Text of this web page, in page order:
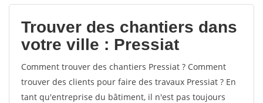
votes
Trouver des chantiers dans
votre ville : Pressiat
Comment trouver des chantiers Pressiat ? Comment
trouver des clients pour faire des travaux Pressiat ? En
tant qu'entreprise du bâtiment, il n'est pas toujours